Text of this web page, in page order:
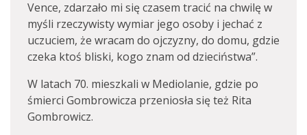
Vence, zdarzało mi się czasem tracić na chwilę w
myśli rzeczywisty wymiar jego osoby i jechać z
uczuciem, że wracam do ojczyzny, do domu, gdzie
czeka ktoś bliski, kogo znam od dzieciństwa”.
W latach 70. mieszkali w Mediolanie, gdzie po
śmierci Gombrowicza przeniosła się też Rita
Gombrowicz.